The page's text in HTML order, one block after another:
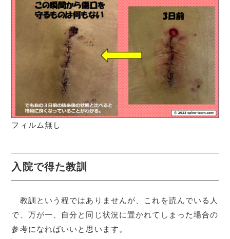
フィルム無し
入院で得た教訓
教訓という程ではありませんが、これを読んでいる人
で、万が一、自分と同じ状況に置かれてしまった場合の
参考になればいいと思います。